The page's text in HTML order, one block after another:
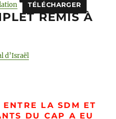
TÉLÉCHARGER
REMIS À
d’Israël
LA SDM ET
DU CAP A EU